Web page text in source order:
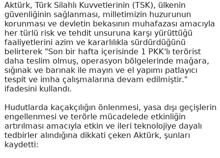
Aktürk, Türk Silahlı Kuvvetlerinin (TSK), ülkenin
güvenliğinin sağlanması, milletimizin huzurunun
korunması ve devletin bekasının muhafazası amacıyla
her türlü risk ve tehdit unsuruna karşı yürüttüğü
faaliyetlerini azim ve kararlılıkla sürdürdüğünü
belirterek "Son bir hafta içerisinde 1 PKK'lı terörist
daha teslim olmuş, operasyon bölgelerinde mağara,
sığınak ve barınak ile mayın ve el yapımı patlayıcı
tespit ve imha çalışmalarına devam edilmiştir."
ifadesini kullandı.
Hudutlarda kaçakçılığın önlenmesi, yasa dışı geçişlerin
engellenmesi ve terörle mücadelede etkinliğin
artırılması amacıyla etkin ve ileri teknolojiye dayalı
tedbirler alındığına dikkati çeken Aktürk, şunları
kaydetti: